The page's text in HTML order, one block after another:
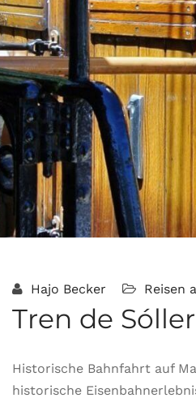
Hajo Becker Reisen
Tren de Sóller
Historische Bahnfahrt auf
historische